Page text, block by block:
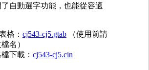
了自動選字功能，也能從容適
格： cj543-cj5.gtab （使用前請
名）
下載： cj543-cj5.cin